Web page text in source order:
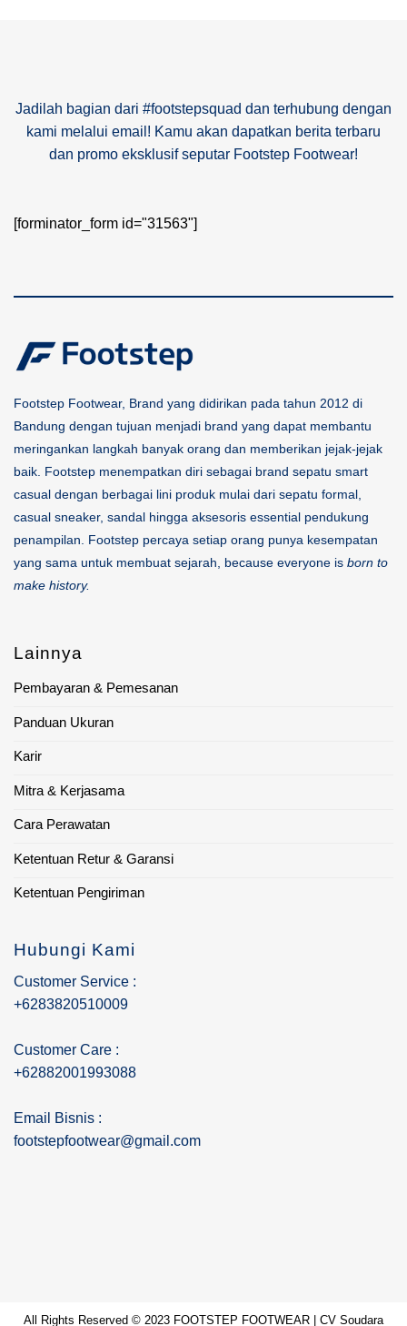
Jadilah bagian dari #footstepsquad dan terhubung dengan
kami melalui email! Kamu akan dapatkan berita terbaru
dan promo eksklusif seputar Footstep Footwear!
[forminator_form id="31563"]
Footstep Footwear, Brand yang didirikan pada tahun 2012 di
Bandung dengan tujuan menjadi brand yang dapat membantu
meringankan langkah banyak orang dan memberikan jejak-jejak
baik. Footstep menempatkan diri sebagai brand sepatu smart
casual dengan berbagai lini produk mulai dari sepatu formal,
casual sneaker, sandal hingga aksesoris essential pendukung
penampilan. Footstep percaya setiap orang punya kesempatan
yang sama untuk membuat sejarah, because everyone is born to
make history.
Lainnya
Pembayaran & Pemesanan
Panduan Ukuran
Karir
Mitra & Kerjasama
Cara Perawatan
Ketentuan Retur & Garansi
Ketentuan Pengiriman
Hubungi Kami
Customer Service :
+6283820510009
Customer Care :
+62882001993088
Email Bisnis :
footstepfootwear@gmail.com
All Rights Reserved © 2023 FOOTSTEP FOOTWEAR | CV Soudara